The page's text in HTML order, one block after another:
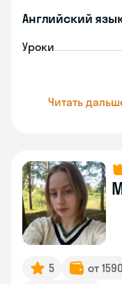
Английский
Уроки
Читать
5 от